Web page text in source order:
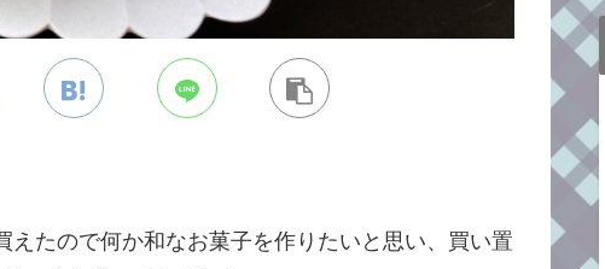
えたので何か和なお菓子を作りたいと思い、買い置